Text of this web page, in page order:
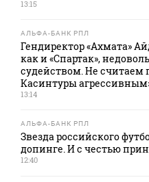
13:15
АЛЬФА-БАНК РПЛ
Гендиректор «Ахмата»
как и «Спартак»,
судейством. Не считаем
Касинтуры
13:14
АЛЬФА-БАНК РПЛ
Звезда российского
допинге. И с честью
12:40